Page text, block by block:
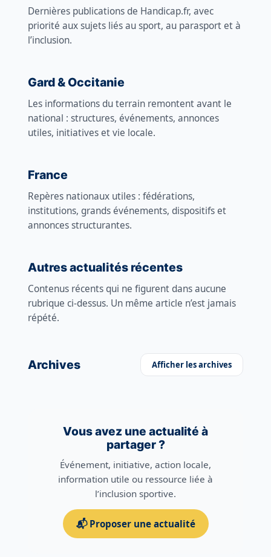
Dernières publications de Handicap.fr, avec
priorité aux sujets liés au sport, au parasport et à
l’inclusion.
Gard & Occitanie
Les informations du terrain remontent avant le
national : structures, événements, annonces
utiles, initiatives et vie locale.
France
Repères nationaux utiles : fédérations,
institutions, grands événements, dispositifs et
annonces structurantes.
Autres actualités récentes
Contenus récents qui ne figurent dans aucune
rubrique ci-dessus. Un même article n’est jamais
répété.
Archives Afficher les archives
Vous avez une actualité à
partager ?
Événement, initiative, action locale,
information utile ou ressource liée à
l’inclusion sportive.
📬 Proposer une actualité